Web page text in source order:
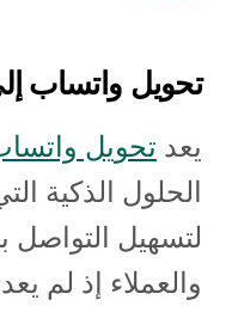
تحويل واتساب
يعد تحويل
الحلول الذكية
لتسهيل التواصل
والعملاء إذ لم